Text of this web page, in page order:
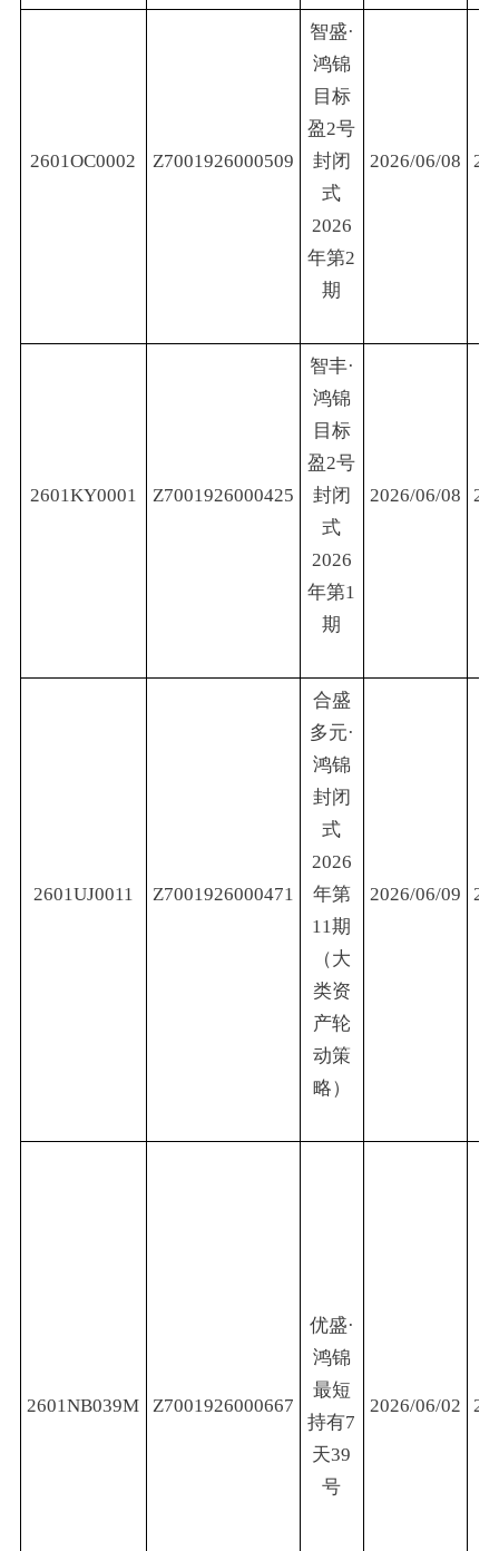
2601OC0002 Z7001926000509
智盛·
鸿锦
目标
盈2号
封闭
式
2026
年第2
期
2026/06/08
2601KY0001 Z7001926000425
智丰·
鸿锦
目标
盈2号
封闭
式
2026
年第1
期
2026/06/08
2601UJ0011 Z7001926000471
合盛
多元·
鸿锦
封闭
式
2026
年第
11期
（大
类资
产轮
动策
略）
2026/06/09
2601NB039M Z7001926000667
优盛·
鸿锦
最短
持有7
天39
号
2026/06/02